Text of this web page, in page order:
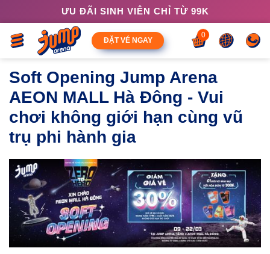
ƯU ĐÃI SINH VIÊN CHỈ TỪ 99K
ĐẶT VÉ NGAY
0
Soft Opening Jump Arena
AEON MALL Hà Đông - Vui
chơi không giới hạn cùng vũ
trụ phi hành gia